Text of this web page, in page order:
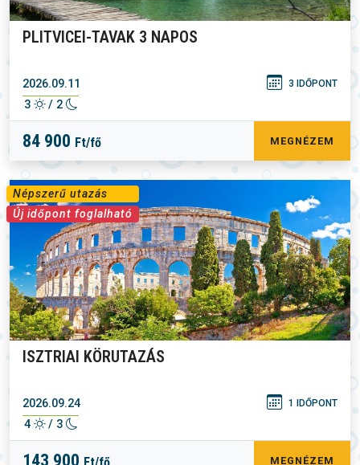
PLITVICEI-TAVAK 3 NAPOS
2026.09.11 3 IDŐPONT
3 / 2
84 900 Ft/fő MEGNÉZEM
Népszerű utazás
Új időpont foglalható
ISZTRIAI KÖRUTAZÁS
2026.09.24 1 IDŐPONT
4 / 3
143 900 Ft/fő MEGNÉZEM